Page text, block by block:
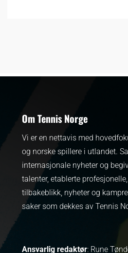
Om Tennis Norge
Vi er en nettavis med
og norske spillere i utlandet.
internasjonale nyheter og
talenter, etablerte
tilbakeblikk, nyheter og
saker som dekkes av Tennis
Ansvarlig redaktør: Rune